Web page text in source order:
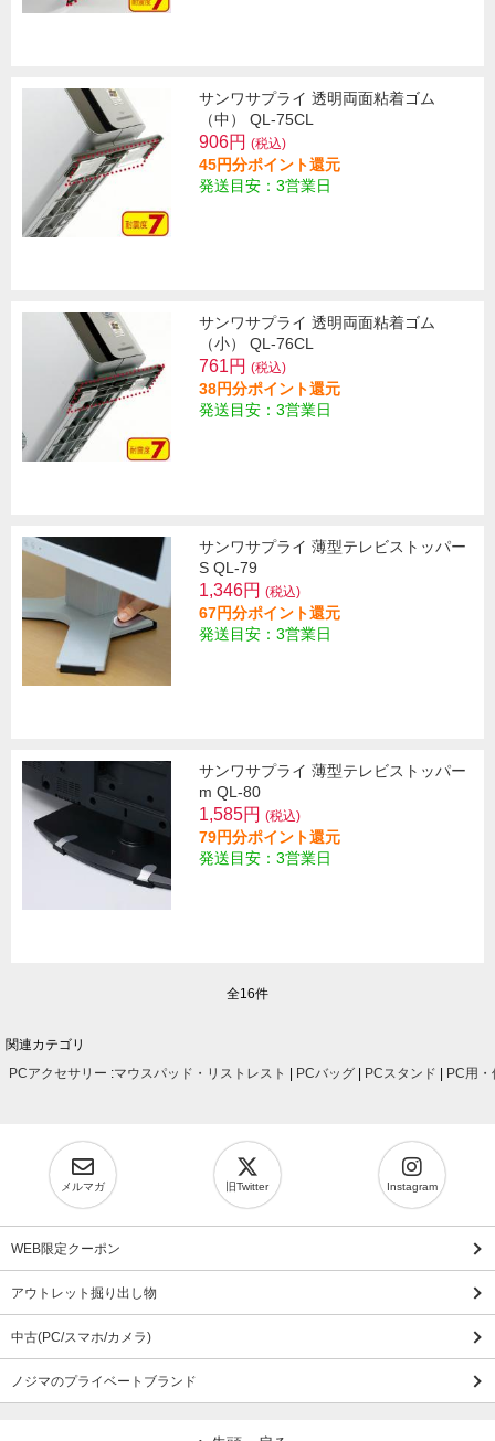
サンワサプライ 透明両面粘着ゴム
（中） QL-75CL
906円 (税込)
45円分ポイント還元
発送目安：3営業日
サンワサプライ 透明両面粘着ゴム
（小） QL-76CL
761円 (税込)
38円分ポイント還元
発送目安：3営業日
サンワサプライ 薄型テレビストッパー
S QL-79
1,346円 (税込)
67円分ポイント還元
発送目安：3営業日
サンワサプライ 薄型テレビストッパー
m QL-80
1,585円 (税込)
79円分ポイント還元
発送目安：3営業日
全16件
関連カテゴリ
PCアクセサリー :マウスパッド・リストレスト PCバッグ PCスタンド PC用
メルマガ 旧Twitter Instagram
WEB限定クーポン
アウトレット掘り出し物
中古(PC/スマホ/カメラ)
ノジマのプライベートブランド